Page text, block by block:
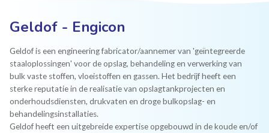
Geldof - Engicon
Geldof is een engineering fabricator/aannemer van 'geïntegreerde
staaloplossingen' voor de opslag, behandeling en verwerking van
bulk vaste stoffen, vloeistoffen en gassen. Het bedrijf heeft een
sterke reputatie in de realisatie van opslagtankprojecten en
onderhoudsdiensten, drukvaten en droge bulkopslag- en
behandelingsinstallaties.
Geldof heeft een uitgebreide expertise opgebouwd in de koude en/of